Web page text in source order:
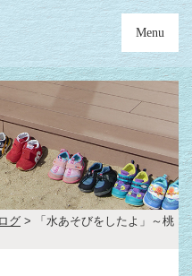
Menu
グ >
「水あそびをしたよ」～桃